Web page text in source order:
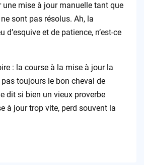
mise à jour manuelle tant que
sont pas résolus. Ah, la
d’esquive et de patience, n’est-ce
: la course à la mise à jour la
pas toujours le bon cheval de
dit si bien un vieux proverbe
à jour trop vite, perd souvent la